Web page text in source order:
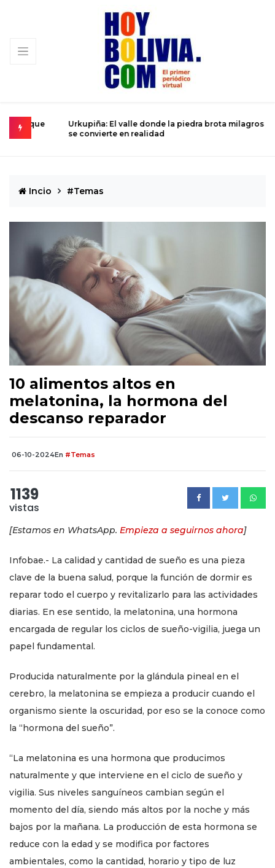
Urkupiña: El valle donde la piedra brota milagros y la fe
se convierte en realidad
Incio #Temas
10 alimentos altos en
melatonina, la hormona del
descanso reparador
06-10-2024En #Temas
1139
vistas
[Estamos en WhatsApp. Empieza a seguirnos ahora]
Infobae.- La calidad y cantidad de sueño es una pieza
clave de la buena salud, porque la función de dormir es
reparar todo el cuerpo y revitalizarlo para las actividades
diarias. En ese sentido, la melatonina, una hormona
encargada de regular los ciclos de sueño-vigilia, juega un
papel fundamental.
Producida naturalmente por la glándula pineal en el
cerebro, la melatonina se empieza a producir cuando el
organismo siente la oscuridad, por eso se la conoce como
la “hormona del sueño”.
“La melatonina es una hormona que producimos
naturalmente y que interviene en el ciclo de sueño y
vigilia. Sus niveles sanguíneos cambian según el
momento del día, siendo más altos por la noche y más
bajos por la mañana. La producción de esta hormona se
reduce con la edad y se modifica por factores
ambientales, como la cantidad, horario y tipo de luz